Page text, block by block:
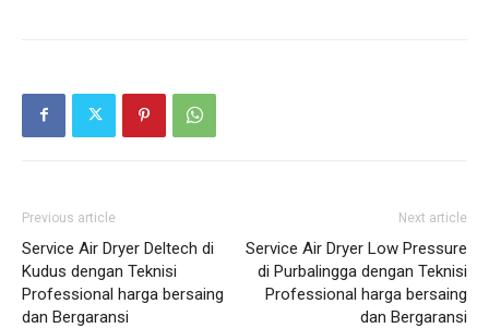
Previous article
Service Air Dryer Deltech di
Kudus dengan Teknisi
Professional harga bersaing
dan Bergaransi
Next article
Service Air Dryer Low Pressure
di Purbalingga dengan Teknisi
Professional harga bersaing
dan Bergaransi